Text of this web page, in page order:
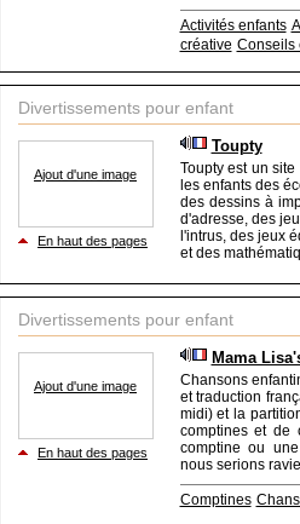
Activités enfants
créative Conseils
Divertissements pour enfant
Ajout d'une image
En haut des pages
Toupty
Toupty est un
les enfants des
des dessins à
d'adresse, des
l'intrus, des jeux
et des
Divertissements pour enfant
Ajout d'une image
En haut des pages
Mama
Chansons
et traduction
midi) et la
comptines et de
comptine ou
nous serions
Comptines